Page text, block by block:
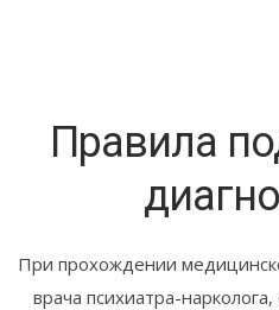
Правила
При прохождении
врача психиатра-